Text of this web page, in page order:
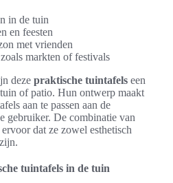
in de tuin
en feesten
met vrienden
markten of festivals
deze praktische tuintafels een
of patio. Hun ontwerp maakt
aan te passen aan de
gebruiker. De combinatie van
dat ze zowel esthetisch
tuintafels in de tuin